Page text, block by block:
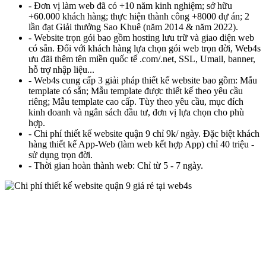
- Đơn vị làm web đã có +10 năm kinh nghiệm; sở hữu
+60.000 khách hàng; thực hiện thành công +8000 dự án; 2
lần đạt Giải thưởng Sao Khuê (năm 2014 & năm 2022).
- Website trọn gói bao gồm hosting lưu trữ và giao diện web
có sẵn. Đối với khách hàng lựa chọn gói web trọn đời, Web4s
ưu đãi thêm tên miền quốc tế .com/.net, SSL, Umail, banner,
hỗ trợ nhập liệu...
- Web4s cung cấp 3 giải pháp thiết kế website bao gồm: Mẫu
template có sẵn; Mẫu template được thiết kế theo yêu cầu
riêng; Mẫu template cao cấp. Tùy theo yêu cầu, mục đích
kinh doanh và ngân sách đầu tư, đơn vị lựa chọn cho phù
hợp.
- Chi phí thiết kế website quận 9 chỉ 9k/ ngày. Đặc biệt khách
hàng thiết kế App-Web (làm web kết hợp App) chỉ 40 triệu -
sử dụng trọn đời.
- Thời gian hoàn thành web: Chỉ từ 5 - 7 ngày.